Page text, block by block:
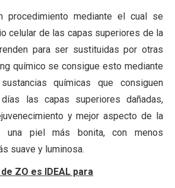
procedimiento mediante el cual se
celular de las capas superiores de la
para ser sustituidas por otras
químico se consigue esto mediante
químicas que consiguen
las capas superiores dañadas,
y mejor aspecto de la
una piel más bonita, con menos
suave y luminosa.
ZO es IDEAL para